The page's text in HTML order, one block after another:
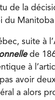
de la
du
suite à
de
à
avoir
a alors